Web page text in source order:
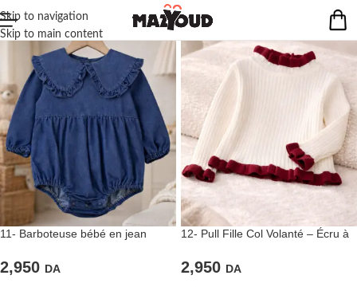
Skip to navigation
Skip to main content
11- Barboteuse bébé en jean
2,950 DA
12- Pull Fille Col Volanté – Écru à
2,950 DA